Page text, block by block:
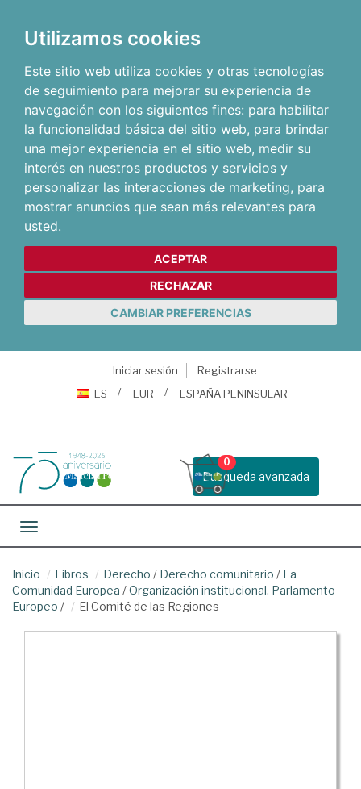
Utilizamos cookies
Este sitio web utiliza cookies y otras tecnologías
de seguimiento para mejorar su experiencia de
navegación con los siguientes fines: para habilitar
la funcionalidad básica del sitio web, para brindar
una mejor experiencia en el sitio web, medir su
interés en nuestros productos y servicios y
personalizar las interacciones de marketing, para
mostrar anuncios que sean más relevantes para
usted.
ACEPTAR
RECHAZAR
CAMBIAR PREFERENCIAS
Iniciar sesión
Registrarse
ES
EUR ESPAÑA PENINSULAR
Busqueda avanzada
0
Toggle navigation
Inicio Libros Derecho / Derecho comunitario / La
Comunidad Europea /Organización institucional. Parlamento
Europeo / El Comité de las Regiones